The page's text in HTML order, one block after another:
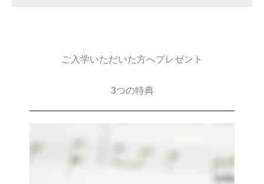
ご入学いただいた方へプレゼント
3つの特典